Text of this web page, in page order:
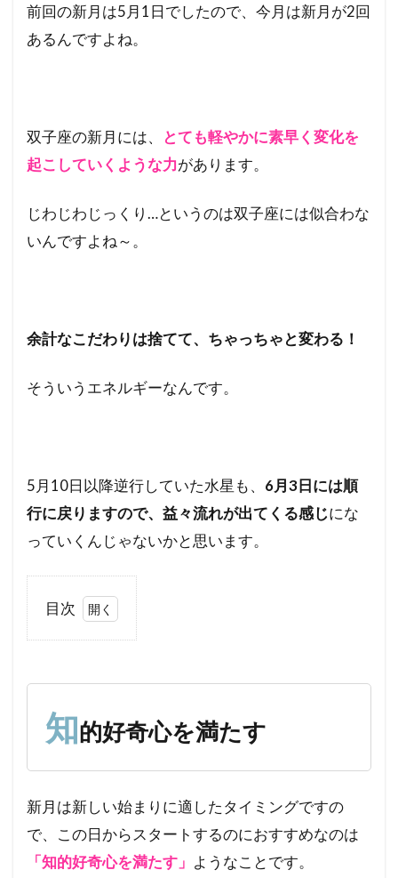
前回の新月は5月1日でしたので、今月は新月が2回
あるんですよね。
双子座の新月には、
とても軽やかに素早く変化を
起こしていくような力があります。
じわじわじっくり…というのは双子座には似合わな
いんですよね～。
余計なこだわりは捨てて、ちゃっちゃと変わる！
そういうエネルギーなんです。
5月10日以降逆行していた水星も、 6月3日には順
行に戻りますので、益々流れが出てくる感じにな
っていくんじゃないかと思います。
目次
奇
心
を
満
す
羽の
知的好奇心を満たす
新月は新しい始まりに適したタイミングですの
で、この日からスタートするのにおすすめなのは
「知的好奇心を満たす」 ようなことです。